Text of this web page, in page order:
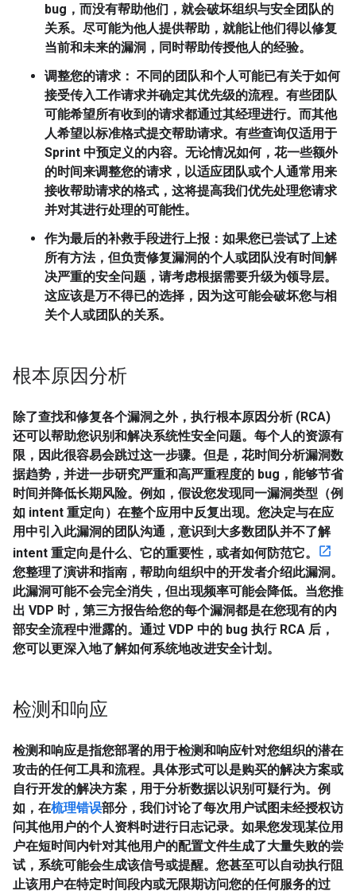
bug，而没有帮助他们，就会破坏组织与安全团队的
关系。尽可能为他人提供帮助，就能让他们得以修复
当前和未来的漏洞，同时帮助传授他人的经验。
调整您的请求 ： 不同的团队和个人可能已有关于如何
接受传入工作请求并确定其优先级的流程。有些团队
可能希望所有收到的请求都通过其经理进行。而其他
人希望以标准格式提交帮助请求。有些查询仅适用于
Sprint 中预定义的内容。无论情况如何，花一些额外
的时间来调整您的请求，以适应团队或个人通常用来
接收帮助请求的格式，这将提高我们优先处理您请求
并对其进行处理的可能性。
作为最后的补救手段进行上报 ：如果您已尝试了上述
所有方法，但负责修复漏洞的个人或团队没有时间解
决严重的安全问题，请考虑根据需要升级为领导层。
这应该是万不得已的选择，因为这可能会破坏您与相
关个人或团队的关系。
根本原因分析
除了查找和修复各个漏洞之外，执行根本原因分析 (RCA)
还可以帮助您识别和解决系统性安全问题。每个人的资源有
限，因此很容易会跳过这一步骤。但是，花时间分析漏洞数
据趋势，并进一步研究严重和高严重程度的 bug，能够节省
时间并降低长期风险。例如，假设您发现同一漏洞类型（例
如 intent 重定向）在整个应用中反复出现。您决定与在应
用中引入此漏洞的团队沟通，意识到大多数团队并不了解
intent 重定向是什么、它的重要性，或者如何防范它。
您整理了演讲和指南，帮助向组织中的开发者介绍此漏洞。
此漏洞可能不会完全消失，但出现频率可能会降低。当您推
出 VDP 时，第三方报告给您的每个漏洞都是在您现有的内
部安全流程中泄露的。通过 VDP 中的 bug 执行 RCA 后，
您可以更深入地了解如何系统地改进安全计划。
检测和响应
检测和响应是指您部署的用于检测和响应针对您组织的潜在
攻击的任何工具和流程。具体形式可以是购买的解决方案或
自行开发的解决方案，用于分析数据以识别可疑行为。例
如，在梳理错误部分，我们讨论了每次用户试图未经授权访
问其他用户的个人资料时进行日志记录。如果您发现某位用
户在短时间内针对其他用户的配置文件生成了大量失败的尝
试，系统可能会生成该信号或提醒。您甚至可以自动执行阻
止该用户在特定时间段内或无限期访问您的任何服务的过